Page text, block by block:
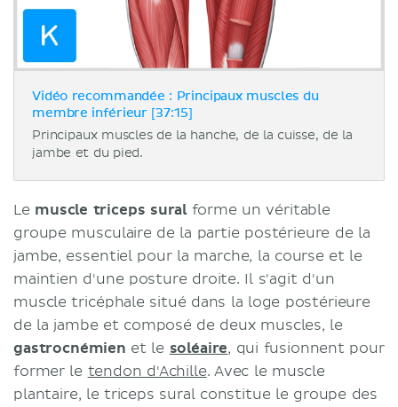
Vidéo recommandée : Principaux muscles du
membre inférieur [37:15]
Principaux muscles de la hanche, de la cuisse, de la
jambe et du pied.
Le muscle triceps suralforme un véritable
groupe musculaire de la partie postérieure de la
jambe, essentiel pour la marche, la course et le
maintien d'une posture droite. Il s'agit d'un
muscle tricéphale situé dans la loge postérieure
de la jambe et composé de deux muscles, le
gastrocnémien et le soléaire, qui fusionnent pour
former le tendon d'Achille. Avec le muscle
plantaire, le triceps sural constitue le groupe des